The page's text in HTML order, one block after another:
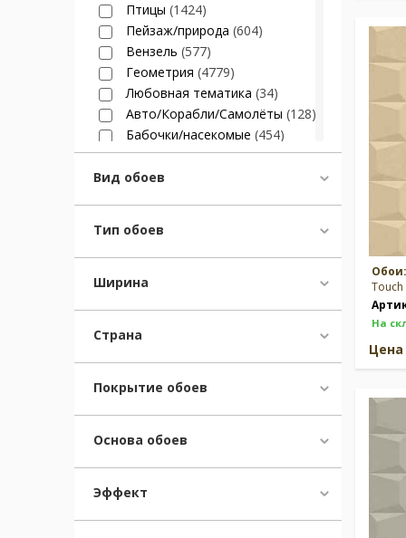
Птицы (1424)
Пейзаж/природа (604)
Вензель (577)
Геометрия (4779)
Любовная тематика (34)
Авто/Корабли/Самолёты (128)
Бабочки/насекомые (454)
Клетка(1075)
Книги/журналы/газеты
Музыка/ноты
Граффити/Стрит-арт(16)
Дамаск и полоска
Феи/принцессы
Перья(49)
Динозавры(23)
Кино/театр/актеры
Пэчворк(77)
Елочка
Вид обоев
Тип обоев
Ширина
Страна
Покрытие обоев
Основа обоев
Эффект
Обои:
Touch
На
Цена